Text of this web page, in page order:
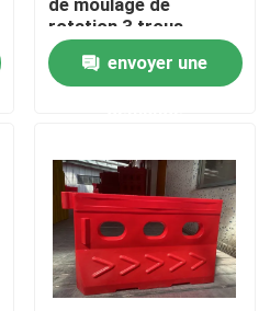
de moulage de
rotation 3 trous
envoyer une